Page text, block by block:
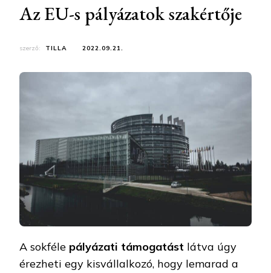
Az EU-s pályázatok szakértője
szerző: TILLA 2022.09.21.
A sokféle pályázati támogatást látva úgy
érezheti egy kisvállalkozó, hogy lemarad a